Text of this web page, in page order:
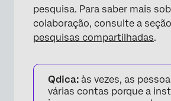
pesquisa. Para saber mais
colaboração, consulte a seção
pesquisas compartilhadas.
Qdica: às vezes, as
várias contas porque a